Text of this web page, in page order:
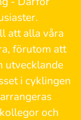
att alla våra
förutom att
utvecklande
i cyklingen
och